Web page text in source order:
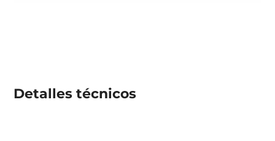
Detalles técnicos